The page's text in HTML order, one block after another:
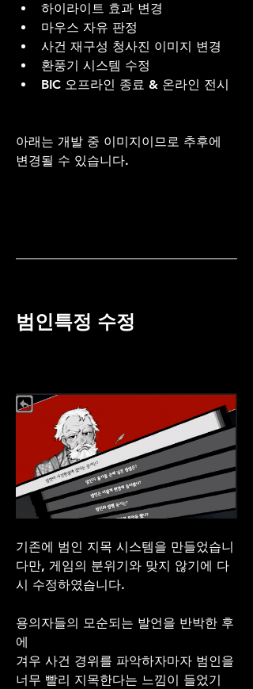
하이라이트 효과 변경
마우스 자유 판정
사건 재구성 청사진 이미지 변경
환풍기 시스템 수정
BIC 오프라인 종료 & 온라인 전시
아래는 개발 중 이미지이므로 추후에
변경될 수 있습니다.
범인특정 수정
기존에 범인 지목 시스템을 만들었습니
다만, 게임의 분위기와 맞지 않기에 다
시 수정하였습니다.
용의자들의 모순되는 발언을 반박한 후
에
겨우 사건 경위를 파악하자마자 범인을
너무 빨리 지목한다는 느낌이 들었기